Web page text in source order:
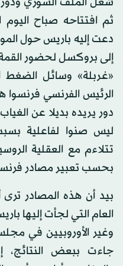
ثم افتتاحه صباح اليوم
دعت إليه باريس حول
إلى بروكسل لحضور القمة
«غربلة» وسائل الضغط
الرئيس الفرنسي
دور يريده بديلا عن
ليس صنوا لفاعلية
تتلاءم مع العقلية
بحسب تعبير مصادر
بيد أن هذه المصادر ترى
العام التي لجأت إليها
وغير الأوروبيين في
جاءت ببعض النتائج،